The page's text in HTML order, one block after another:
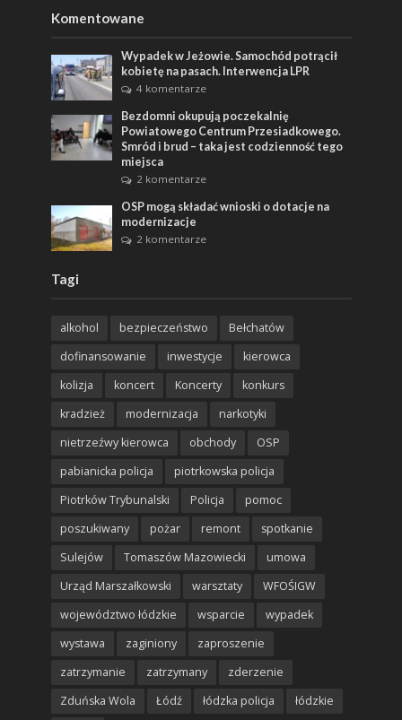
Komentowane
Wypadek w Jeżowie. Samochód potrącił
kobietę na pasach. Interwencja LPR
4 komentarze
Bezdomni okupują poczekalnię
Powiatowego Centrum Przesiadkowego.
Smród i brud – taka jest codzienność tego
miejsca
2 komentarze
OSP mogą składać wnioski o dotacje na
modernizacje
2 komentarze
Tagi
alkohol bezpieczeństwo
Bełchatów
dofinansowanie
inwestycje
kierowca
kolizja
koncert Koncerty
konkurs
kradzież
modernizacja
narkotyki
nietrzeźwy kierowca
obchody
OSP
pabianicka policja
piotrkowska policja
Piotrków Trybunalski
Policja
pomoc
poszukiwany
pożar remont
spotkanie
Sulejów
Tomaszów Mazowiecki
umowa
Urząd Marszałkowski
warsztaty
WFOŚIGW
województwo łódzkie
wsparcie
wypadek
wystawa
zaginiony
zaproszenie
zatrzymanie
zatrzymany
zderzenie
Zduńska Wola
Łódź łódzka policja łódzkie